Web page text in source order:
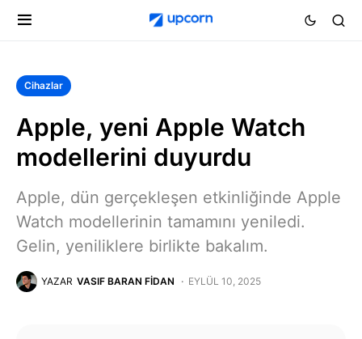
Cihazlar
Apple, yeni Apple Watch
modellerini duyurdu
Apple, dün gerçekleşen etkinliğinde Apple
Watch modellerinin tamamını yeniledi.
Gelin, yeniliklere birlikte bakalım.
YAZAR VASIF BARAN FIDAN EYLÜL 10, 2025